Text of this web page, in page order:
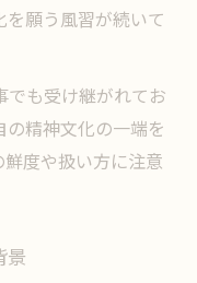
願う風習が続いて
でも受け継がれてお
精神文化の一端を
度や扱い方に注意
景